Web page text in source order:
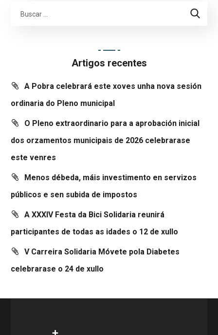
Artigos recentes
A Pobra celebrará este xoves unha nova sesión
ordinaria do Pleno municipal
O Pleno extraordinario para a aprobación inicial
dos orzamentos municipais de 2026 celebrarase
este venres
Menos débeda, máis investimento en servizos
públicos e sen subida de impostos
A XXXIV Festa da Bici Solidaria reunirá
participantes de todas as idades o 12 de xullo
V Carreira Solidaria Móvete pola Diabetes
celebrarase o 24 de xullo